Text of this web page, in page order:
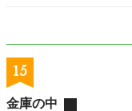
15
金庫の中